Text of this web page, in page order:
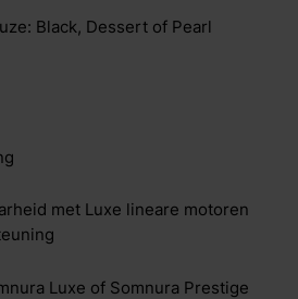
Black, Dessert of Pearl
met Luxe lineare motoren
Luxe of Somnura Prestige